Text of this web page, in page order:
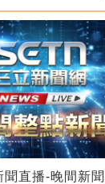
直播-晚間新